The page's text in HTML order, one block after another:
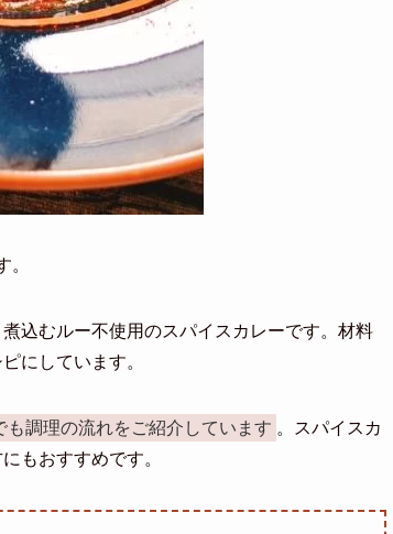
。
込むルー不使用のスパイスカレーです。材料
にしています。
も調理の流れをご紹介しています 。スパイスカ
もおすすめです。